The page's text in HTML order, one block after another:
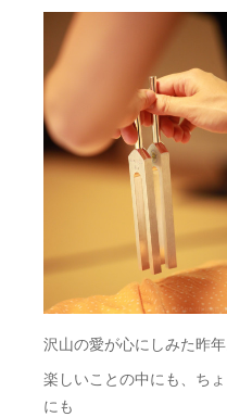
沢山の愛が心にしみた昨年
楽しいことの中にも、ち
にも